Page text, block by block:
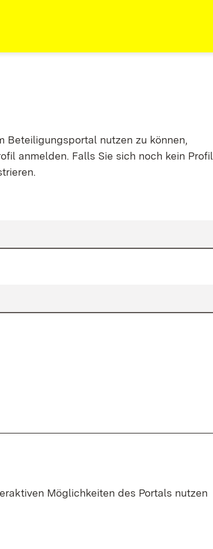
Beteiligungsportal nutzen zu können,
anmelden. Falls Sie sich noch kein Profil
Möglichkeiten des Portals nutzen